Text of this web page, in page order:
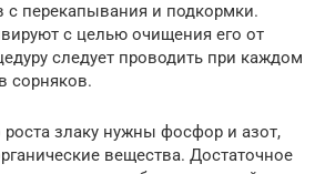
с перекапывания и подкормки.
с целью очищения его от
следует проводить при каждом
сорняков.
злаку нужны фосфор и азот,
вещества. Достаточное